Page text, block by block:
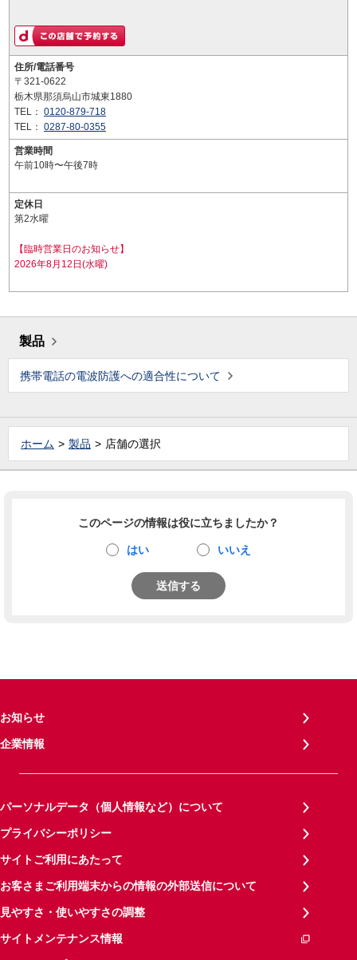
住所/電話番号
〒321-0622
栃木県那須烏山市城東1880
TEL： 0120-879-718
TEL： 0287-80-0355
営業時間
午前10時〜午後7時
定休日
第2水曜
【臨時営業日のお知らせ】
2026年8月12日(水曜)
製品
携帯電話の電波防護への適合性について
ホーム 製品 店舗の選択
このページの情報は役に立ちましたか？
はい いいえ
送信する
お知らせ
企業情報
パーソナルデータ（個人情報など）について
プライバシーポリシー
サイトご利用にあたって
お客さまご利用端末からの情報の外部送信について
見やすさ・使いやすさの調整
サイトメンテナンス情報